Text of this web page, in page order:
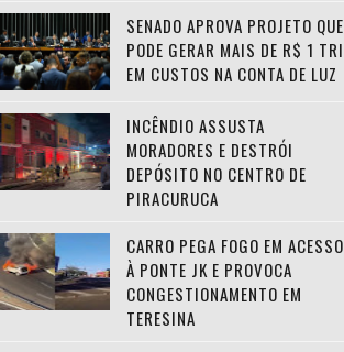
SENADO APROVA PROJETO QUE
PODE GERAR MAIS DE R$ 1 TRI
EM CUSTOS NA CONTA DE LUZ
INCÊNDIO ASSUSTA
MORADORES E DESTRÓI
DEPÓSITO NO CENTRO DE
PIRACURUCA
CARRO PEGA FOGO EM ACESSO
À PONTE JK E PROVOCA
CONGESTIONAMENTO EM
TERESINA